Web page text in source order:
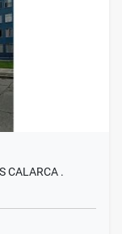
CALARCA .